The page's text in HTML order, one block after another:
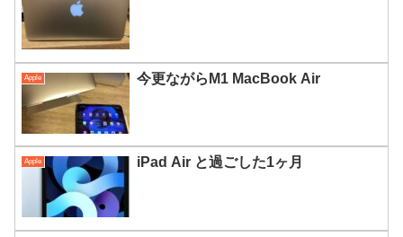
Apple 今更ながらM1 MacBook Air
Apple iPad Air と過ごした1ヶ月